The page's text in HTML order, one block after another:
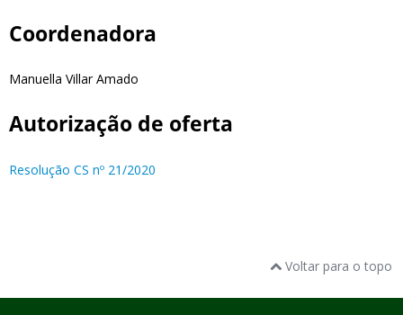
Coordenadora
Manuella Villar Amado
Autorização de oferta
Resolução CS nº 21/2020
Voltar para o topo